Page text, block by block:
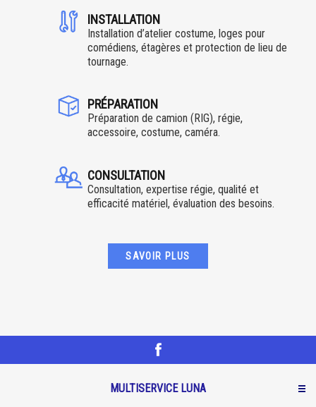
INSTALLATION
Installation d’atelier costume, loges pour
comédiens, étagères et protection de lieu de
tournage.
PRÉPARATION
Préparation de camion (RIG), régie,
accessoire, costume, caméra.
CONSULTATION
Consultation, expertise régie, qualité et
efficacité matériel, évaluation des besoins.
SAVOIR PLUS
MULTISERVICE LUNA